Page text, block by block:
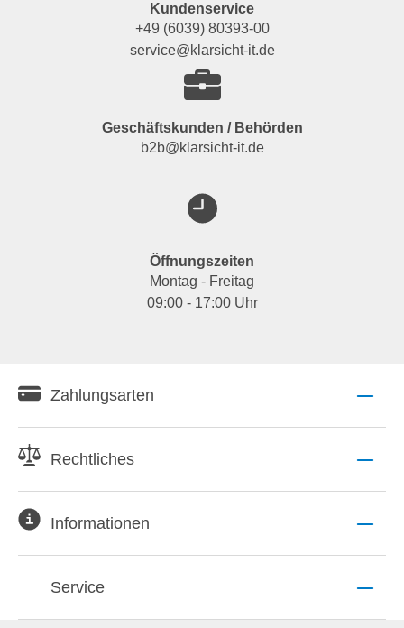
Kundenservice
+49 (6039) 80393-00
service@klarsicht-it.de
Geschäftskunden / Behörden
b2b@klarsicht-it.de
Öffnungszeiten
Montag - Freitag
09:00 - 17:00 Uhr
Zahlungsarten
Rechtliches
Informationen
Service